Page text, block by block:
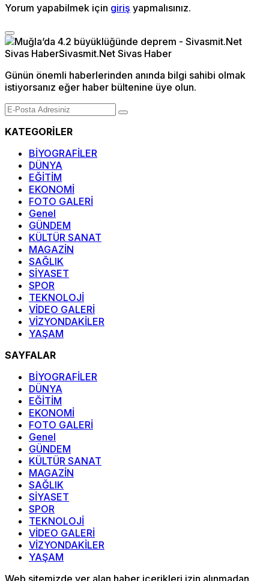
Yorum yapabilmek için giriş yapmalısınız.
Günün önemli haberlerinden anında bilgi sahibi olmak
istiyorsanız eğer haber bültenine üye olun.
KATEGORİLER
BİYOGRAFİLER
DÜNYA
EĞİTİM
EKONOMİ
FOTO GALERİ
Genel
GÜNDEM
KÜLTÜR SANAT
MAGAZİN
SAĞLIK
SİYASET
SPOR
TEKNOLOJİ
VİDEO GALERİ
VİZYONDAKİLER
YAŞAM
SAYFALAR
BİYOGRAFİLER
DÜNYA
EĞİTİM
EKONOMİ
FOTO GALERİ
Genel
GÜNDEM
KÜLTÜR SANAT
MAGAZİN
SAĞLIK
SİYASET
SPOR
TEKNOLOJİ
VİDEO GALERİ
VİZYONDAKİLER
YAŞAM